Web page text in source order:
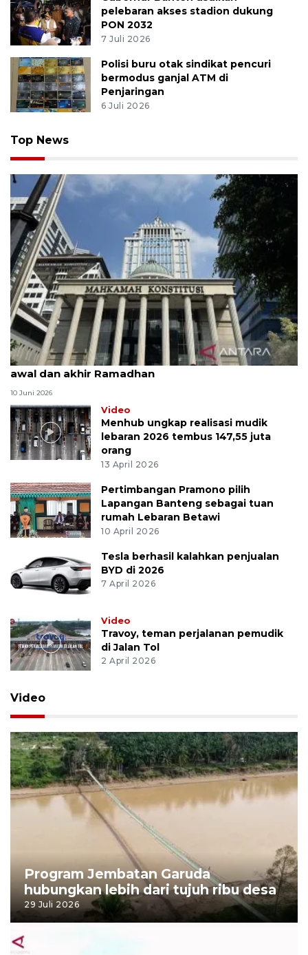
pelebaran akses stadion dukung
PON 2032
7 Juli 2026
Polisi buru otak sindikat pencuri
bermodus ganjal ATM di
Penjaringan
6 Juli 2026
Top News
MK uji materi UU Peradilan Agama perihal isbat
awal dan akhir Ramadhan
10 Juni 2026
Video
Menhub ungkap realisasi mudik
lebaran 2026 tembus 147,55 juta
orang
13 April 2026
Pertimbangan Pramono pilih
Lapangan Banteng sebagai tuan
rumah Lebaran Betawi
10 April 2026
Tesla berhasil kalahkan penjualan
BYD di 2026
7 April 2026
Video
Travoy, teman perjalanan pemudik
di Jalan Tol
2 April 2026
Video
Program Jembatan Garuda
hubungkan lebih dari tujuh ribu desa
29 Juli 2026